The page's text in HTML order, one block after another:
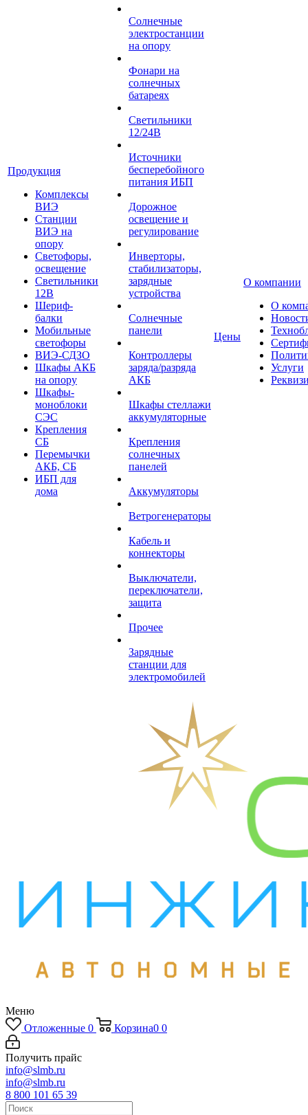
Продукция
Комплексы
ВИЭ
Станции
ВИЭ на
опору
Светофоры,
освещение
Светильники
12В
Шериф-
балки
Мобильные
светофоры
ВИЭ-СДЗО
Шкафы АКБ
на опору
Шкафы-
моноблоки
СЭС
Крепления
СБ
Перемычки
АКБ, СБ
ИБП для
дома
Солнечные
электростанции
на опору
Фонари на
солнечных
батареях
Светильники
12/24В
Источники
бесперебойного
питания ИБП
Дорожное
освещение и
регулирование
Инверторы,
стабилизаторы,
зарядные
устройства
Солнечные
панели
Контроллеры
заряда/разряда
АКБ
Шкафы стеллажи
аккумуляторные
Крепления
солнечных
панелей
Аккумуляторы
Ветрогенераторы
Кабель и
коннекторы
Выключатели,
переключатели,
защита
Прочее
Зарядные
станции для
электромобилей
Цены
О компании
О
Услуги
Меню
Отложенные 0 Корзина0 0
Получить прайс
info@slmb.ru
info@slmb.ru
8 800 101 65 39